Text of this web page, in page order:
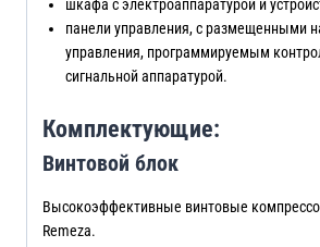
шкафа с электроаппаратурой и
панели управления, с размещенными
управления, программируемым
сигнальной аппаратурой.
Комплектующие:
Винтовой блок
Высокоэффективные винтовые
Remeza.